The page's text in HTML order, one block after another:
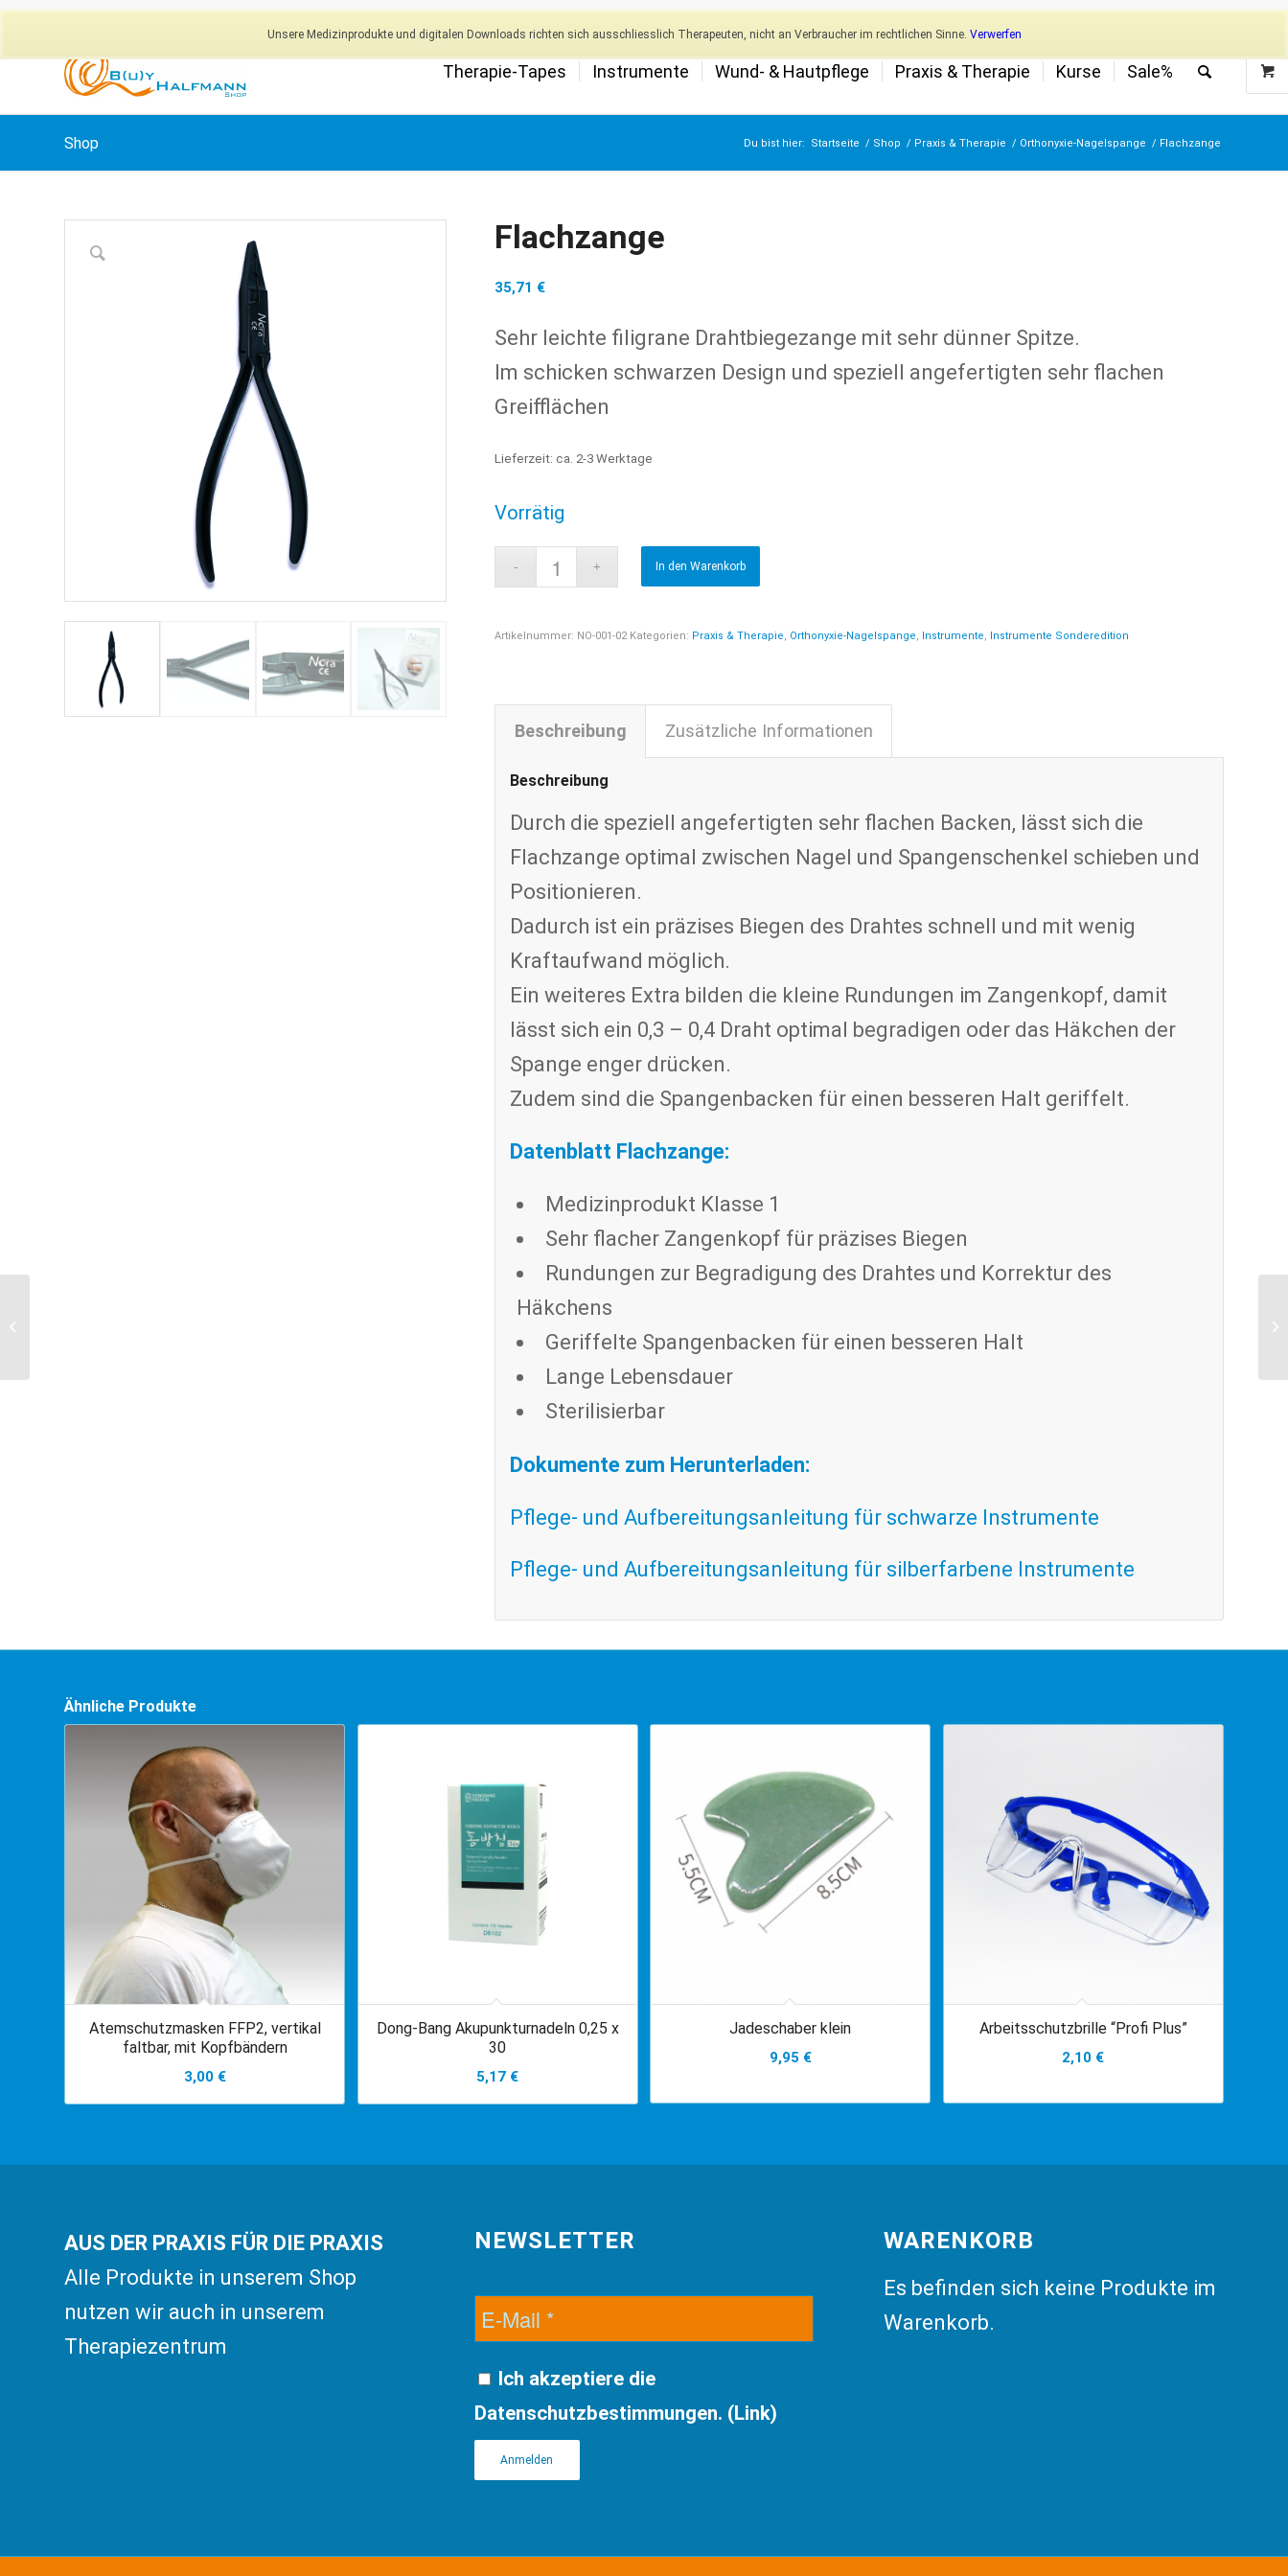
Unsere Medizinprodukte und digitalen Downloads richten sich ausschliesslich Therapeuten, nicht an Verbraucher im rechtlichen Sinne. Verwerfen
Newsletter Mein Konto
Therapie-Tapes Instrumente Wund- & Hautpflege Praxis & Therapie Kurse Sale%
Shop Du bist hier: Startseite / Shop / Praxis & Therapie / Orthonyxie-Nagelspange / Flachzange
Flachzange
35,71 €
Sehr leichte filigrane Drahtbiegezange mit sehr dünner Spitze.
Im schicken schwarzen Design und speziell angefertigten sehr flachen
Greifflächen
Lieferzeit:ca. 2-3 Werktage
Vorrätig
In den Warenkorb
Artikelnummer: NO-001-02 Kategorien: Praxis & Therapie, Orthonyxie-Nagelspange, Instrumente, Instrumente Sonderedition
Beschreibung Zusätzliche Informationen
Beschreibung
Durch die speziell angefertigten sehr flachen Backen, lässt sich die
Flachzange optimal zwischen Nagel und Spangenschenkel schieben und
Positionieren.
Dadurch ist ein präzises Biegen des Drahtes schnell und mit wenig
Kraftaufwand möglich.
Ein weiteres Extra bilden die kleine Rundungen im Zangenkopf, damit
lässt sich ein 0,3 – 0,4 Draht optimal begradigen oder das Häkchen der
Spange enger drücken.
Zudem sind die Spangenbacken für einen besseren Halt geriffelt.
Datenblatt Flachzange:
Medizinprodukt Klasse 1
Sehr flacher Zangenkopf für präzises Biegen
Rundungen zur Begradigung des Drahtes und Korrektur des
Häkchens
Geriffelte Spangenbacken für einen besseren Halt
Lange Lebensdauer
Sterilisierbar
Dokumente zum Herunterladen:
Pflege- und Aufbereitungsanleitung für schwarze Instrumente
Pflege- und Aufbereitungsanleitung für silberfarbene Instrumente
Ähnliche Produkte
Atemschutzmasken FFP2, vertikal
faltbar, mit Kopfbändern
3,00 €
Dong-Bang Akupunkturnadeln 0,25 x
30
5,17 €
Jadeschaber klein
9,95 €
Arbeitsschutzbrille “Profi Plus”
2,10 €
AUS DER PRAXIS FÜR DIE PRAXIS
Alle Produkte in unserem Shop
nutzen wir auch in unserem
Therapiezentrum
NEWSLETTER
Ich akzeptiere die
Datenschutzbestimmungen. (Link)
WARENKORB
Es befinden sich keine Produkte im
Warenkorb.